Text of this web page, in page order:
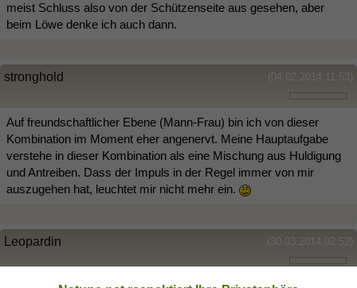
meist Schluss also von der Schützenseite aus gesehen, aber
beim Löwe denke ich auch dann.
(04.02.2014 11:53)
stronghold
Auf freundschaftlicher Ebene (Mann-Frau) bin ich von dieser
Kombination im Moment eher angenervt. Meine Hauptaufgabe
verstehe in dieser Kombination als eine Mischung aus Huldigung
und Antreiben. Dass der Impuls in der Regel immer von mir
auszugehen hat, leuchtet mir nicht mehr ein.
(30.03.2014 02:52)
Leopardin